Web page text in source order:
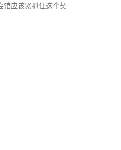
馆应该紧抓住这个契